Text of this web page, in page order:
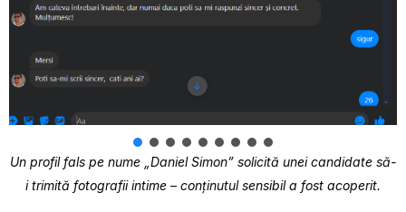
Un profil fals pe nume „Daniel Simon” solicită unei candidate să-
i trimită fotografii intime – conținutul sensibil a fost acoperit.